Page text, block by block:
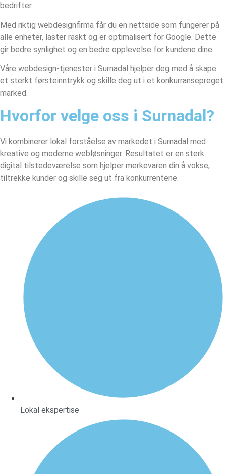
bedrifter.
Med riktig webdesignfirma får du en nettside som fungerer på
alle enheter, laster raskt og er optimalisert for Google. Dette
gir bedre synlighet og en bedre opplevelse for kundene dine.
Våre webdesign-tjenester i Surnadal hjelper deg med å skape
et sterkt førsteinntrykk og skille deg ut i et konkurransepreget
marked.
Hvorfor velge oss i Surnadal?
Vi kombinerer lokal forståelse av markedet i Surnadal med
kreative og moderne webløsninger. Resultatet er en sterk
digital tilstedeværelse som hjelper merkevaren din å vokse,
tiltrekke kunder og skille seg ut fra konkurrentene.
Lokal ekspertise